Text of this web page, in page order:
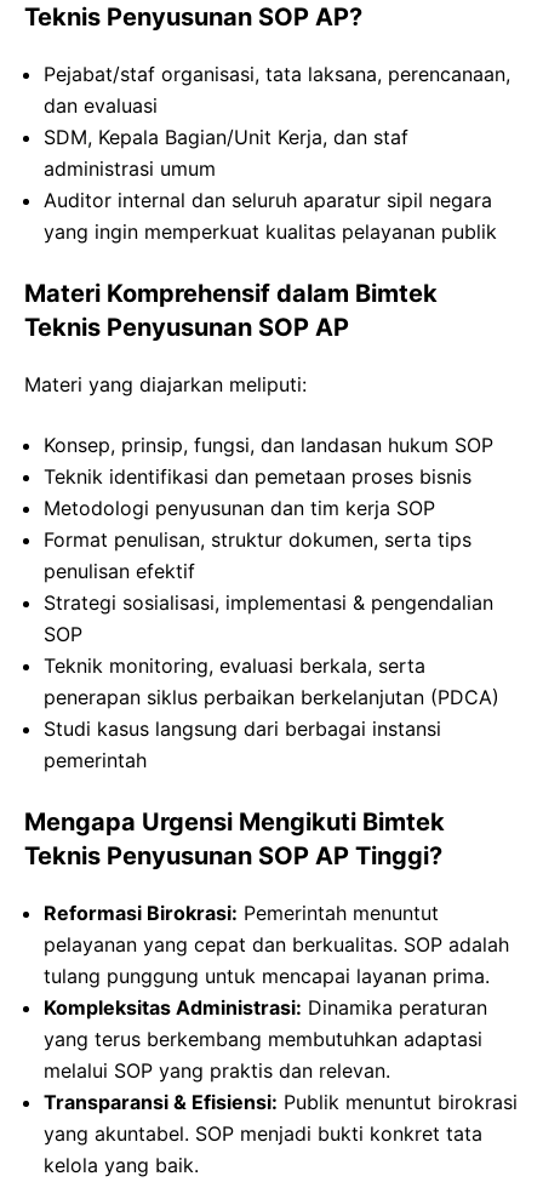
Teknis Penyusunan SOP AP?
Pejabat/staf organisasi, tata laksana, perencanaan,
dan evaluasi
SDM, Kepala Bagian/Unit Kerja, dan staf
administrasi umum
Auditor internal dan seluruh aparatur sipil negara
yang ingin memperkuat kualitas pelayanan publik
Materi Komprehensif dalam Bimtek
Teknis Penyusunan SOP AP
Materi yang diajarkan meliputi:
Konsep, prinsip, fungsi, dan landasan hukum SOP
Teknik identifikasi dan pemetaan proses bisnis
Metodologi penyusunan dan tim kerja SOP
Format penulisan, struktur dokumen, serta tips
penulisan efektif
Strategi sosialisasi, implementasi & pengendalian
SOP
Teknik monitoring, evaluasi berkala, serta
penerapan siklus perbaikan berkelanjutan (PDCA)
Studi kasus langsung dari berbagai instansi
pemerintah
Mengapa Urgensi Mengikuti Bimtek
Teknis Penyusunan SOP AP Tinggi?
Reformasi Birokrasi: Pemerintah menuntut
pelayanan yang cepat dan berkualitas. SOP adalah
tulang punggung untuk mencapai layanan prima.
Kompleksitas Administrasi: Dinamika peraturan
yang terus berkembang membutuhkan adaptasi
melalui SOP yang praktis dan relevan.
Transparansi & Efisiensi: Publik menuntut birokrasi
yang akuntabel. SOP menjadi bukti konkret tata
kelola yang baik.